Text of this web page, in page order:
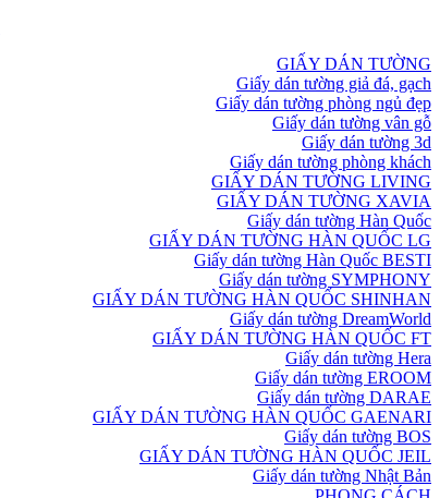
GIẤY DÁN TƯỜNG
Giấy dán tường giả đá, gạch
Giấy dán tường phòng ngủ đẹp
Giấy dán tường vân gỗ
Giấy dán tường 3d
Giấy dán tường phòng khách
GIẤY DÁN TƯỜNG LIVING
GIẤY DÁN TƯỜNG XAVIA
Giấy dán tường Hàn Quốc
GIẤY DÁN TƯỜNG HÀN QUỐC LG
Giấy dán tường Hàn Quốc BESTI
Giấy dán tường SYMPHONY
GIẤY DÁN TƯỜNG HÀN QUỐC SHINHAN
Giấy dán tường DreamWorld
GIẤY DÁN TƯỜNG HÀN QUỐC FT
Giấy dán tường Hera
Giấy dán tường EROOM
Giấy dán tường DARAE
GIẤY DÁN TƯỜNG HÀN QUỐC GAENARI
Giấy dán tường BOS
GIẤY DÁN TƯỜNG HÀN QUỐC JEIL
Giấy dán tường Nhật Bản